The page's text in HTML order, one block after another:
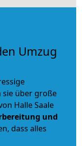
Umzug
sie über große
Halle Saale
und
dass alles